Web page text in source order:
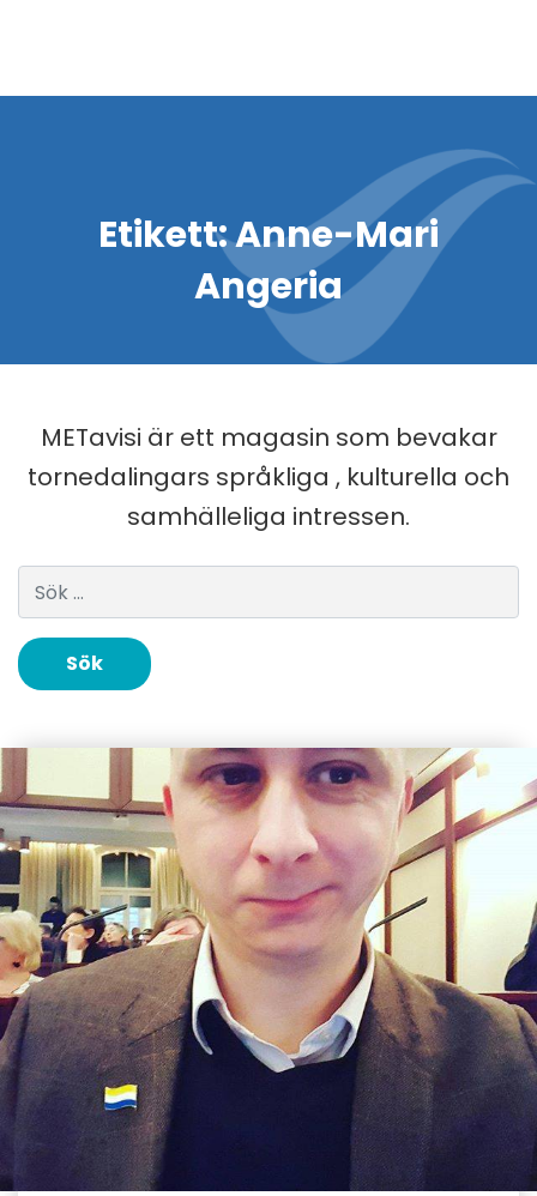
Etikett:Anne-Mari
Angeria
METavisi är ett magasin som bevakar
tornedalingars språkliga , kulturella och
samhälleliga intressen.
Sök efter: